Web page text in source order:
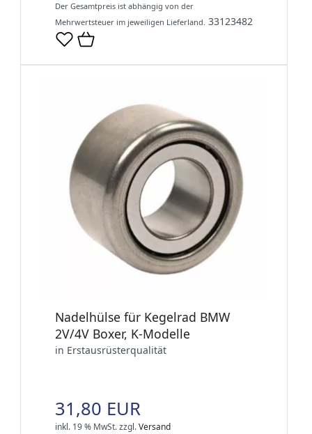
Der Gesamtpreis ist abhängig von der
Mehrwertsteuer im jeweiligen Lieferland. 33123482
Nadelhülse für Kegelrad BMW
2V/4V Boxer, K-Modelle
in Erstausrüsterqualität
31,80 EUR
inkl. 19 % MwSt.zzgl.Versand